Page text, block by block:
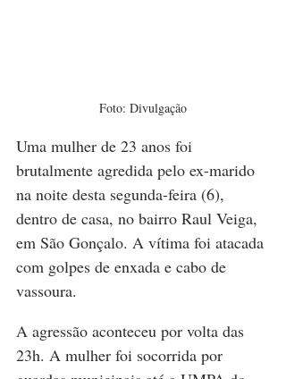
Foto: Divulgação
Uma mulher de 23 anos foi
brutalmente agredida pelo ex-marido
na noite desta segunda-feira (6),
dentro de casa, no bairro Raul Veiga,
em São Gonçalo. A vítima foi atacada
com golpes de enxada e cabo de
vassoura.
A agressão aconteceu por volta das
23h. A mulher foi socorrida por